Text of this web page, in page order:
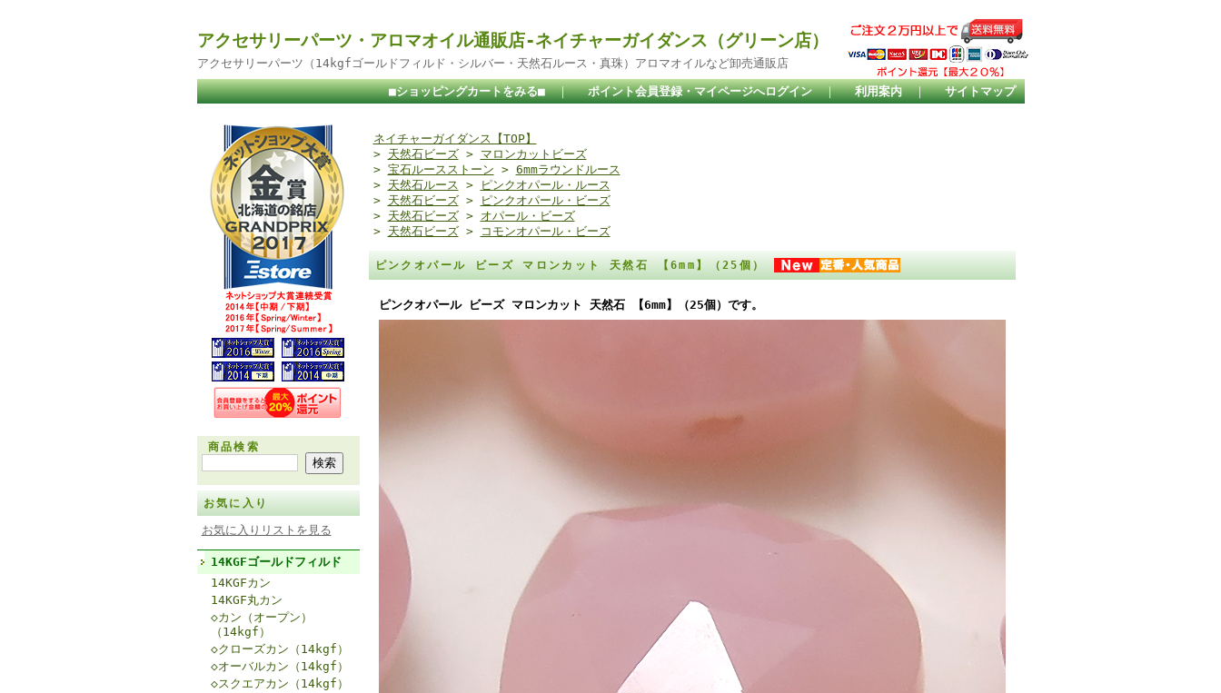
アクセサリーパーツ・アロマオイル通販店-ネイチャーガイダンス（グリーン店）
アクセサリーパーツ（14kgfゴールドフィルド・シルバー・天然石ルース・真珠）アロマオイルなど卸売通販店
■ショッピングカートをみる■ ｜ ポイント会員登録・マイページへログイン ｜ 利用案内 ｜ サイトマップ
商品検索
お気に入り
お気に入りリストを見る
14KGFゴールドフィルド
14KGFカン
14KGF丸カン
◇カン（オープン）
（14kgf）
◇クローズカン（14kgf）
◇オーバルカン（14kgf）
◇スクエアカン（14kgf）
ネイチャーガイダンス【TOP】
> 天然石ビーズ> マロンカットビーズ
> 宝石ルースストーン > 6mmラウンドルース
> 天然石ルース >
ピンクオパール・ルース
> 天然石ビーズ>
ピンクオパール・ビーズ
> 天然石ビーズ> オパール・ビーズ
> 天然石ビーズ> コモンオパール・ビーズ
ピンクオパール ビーズ マロンカット 天然石 【6mm】（25個）
ピンクオパール ビーズ マロンカット 天然石 【6mm】（25個）です。